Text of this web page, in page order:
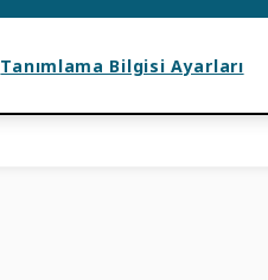
Tanımlama Bilgisi Ayarları